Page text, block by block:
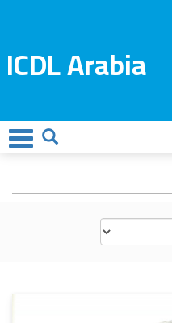
ICDL Arabia